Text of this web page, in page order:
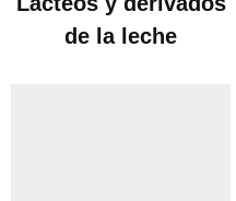
de la leche